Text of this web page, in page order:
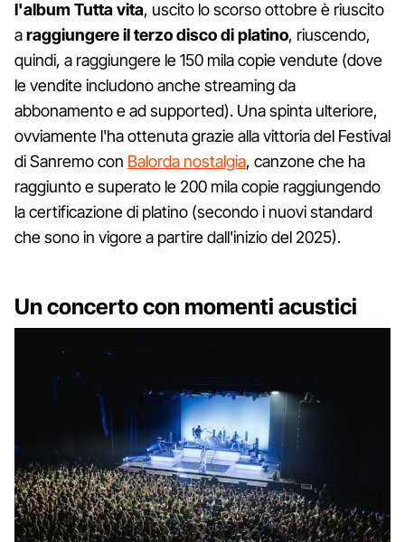
l'album Tutta vita, uscito lo scorso ottobre è riuscito
araggiungere il terzo disco di platino, riuscendo,
quindi, a raggiungere le 150 mila copie vendute (dove
le vendite includono anche streaming da
abbonamento e ad supported). Una spinta ulteriore,
ovviamente l'ha ottenuta grazie alla vittoria del Festival
di Sanremo con Balorda nostalgia, canzone che ha
raggiunto e superato le 200 mila copie raggiungendo
la certificazione di platino (secondo i nuovi standard
che sono in vigore a partire dall'inizio del 2025).
Un concerto con momenti acustici